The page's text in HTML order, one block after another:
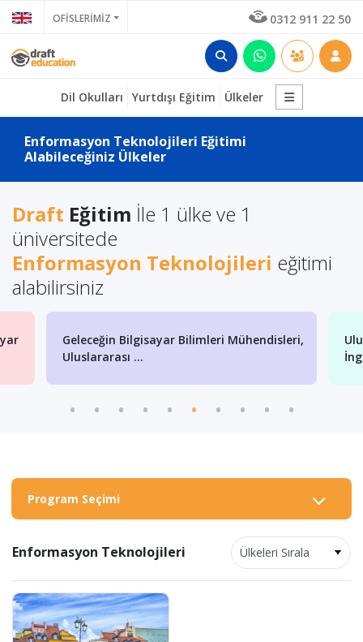
OFİSLERİMİZ 0312 911 22 50
Dil Okulları Yurtdışı Eğitim Ülkeler
Enformasyon Teknolojileri Eğitimi
Alabileceğiniz Ülkeler
Draft Eğitim İle 1 ülke ve 1
üniversitede
Enformasyon Teknolojileri eğitimi
alabilirsiniz
Geleceğin Bilgisayar Bilimleri Mühendisleri,
Uluslararası ...
Program Seçimi
Enformasyon Teknolojileri